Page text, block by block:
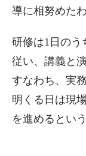
導に相努めた
研修は1日のう
従い、講義と
すなわち、実
明くる日は現
を進めるとい